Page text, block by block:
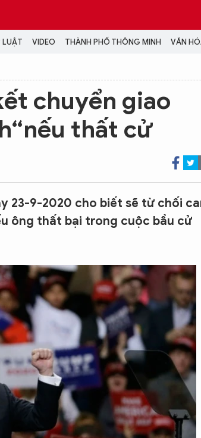
LUẬT VIDEO THÀNH PHỐ THÔNG MINH VĂN
VIDEO
PODCAST
LỊCH VẠN SỰ
chuyển giao
thất cử
23-9-2020 cho biết sẽ từ chối
ông thất bại trong cuộc bầu cử